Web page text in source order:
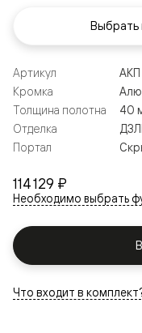
114 129 ₽
Необходимо выбрать
Артикул
Кромка
Толщина полотна
40
Отделка
Портал
Что входит в
Выбрать